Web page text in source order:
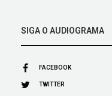
SIGA O AUDIOGRAMA
FACEBOOK
TWITTER